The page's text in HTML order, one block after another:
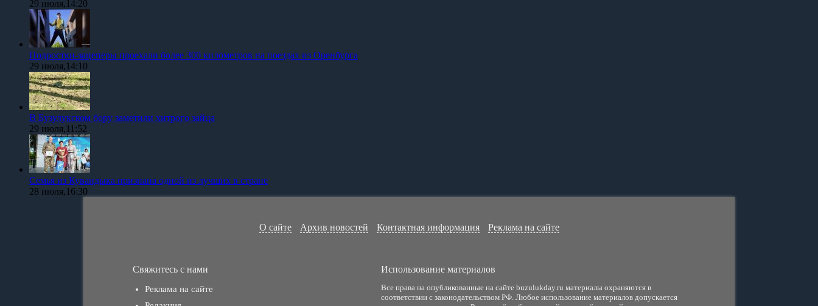
29 июля,14:20
Подростки-зацеперы проехали более 300 километров на поездах из Оренбурга
29 июля,14:10
В Бузулукском бору заметили хитрого зайца
29 июля,11:52
Семья из Кувандыка признана одной из лучших в стране
28 июля,16:30
О сайте Архив новостей Контактная информация Реклама на сайте
Свяжитесь с нами
Реклама на сайте
Использование материалов
Все права на опубликованные на сайте buzulukday.ru материалы охраняются в
соответствии с законодательством РФ. Любое использование материалов допускается